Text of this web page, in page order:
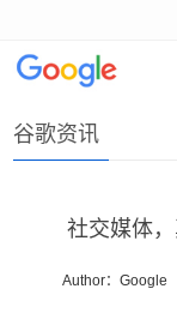
首页>谷歌资讯
谷歌资讯
社交媒体
Author：Google